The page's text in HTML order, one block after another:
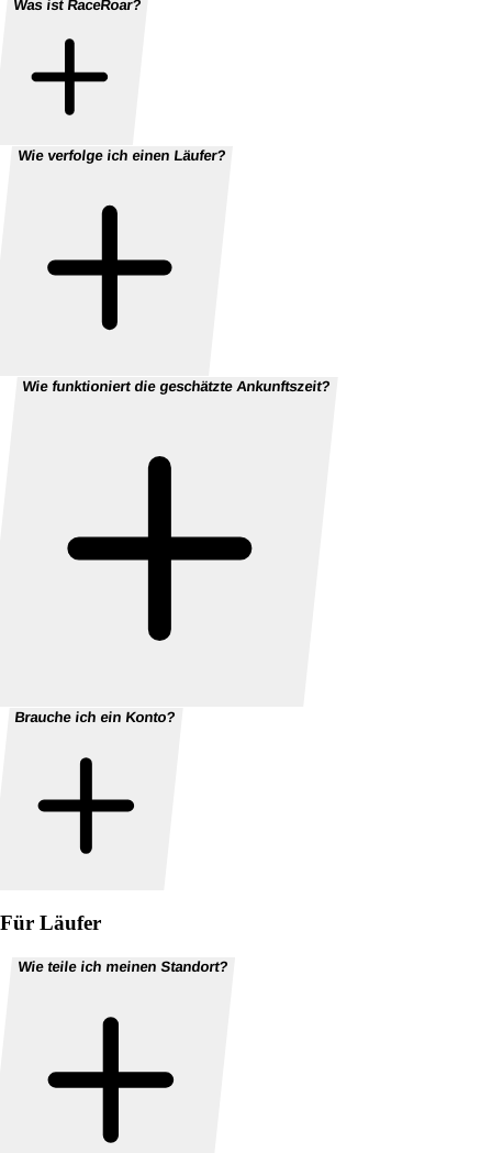
Was ist RaceRoar?
Wie verfolge ich einen Läufer?
Wie funktioniert die geschätzte Ankunftszeit?
Brauche ich ein Konto?
Für Läufer
Wie teile ich meinen Standort?